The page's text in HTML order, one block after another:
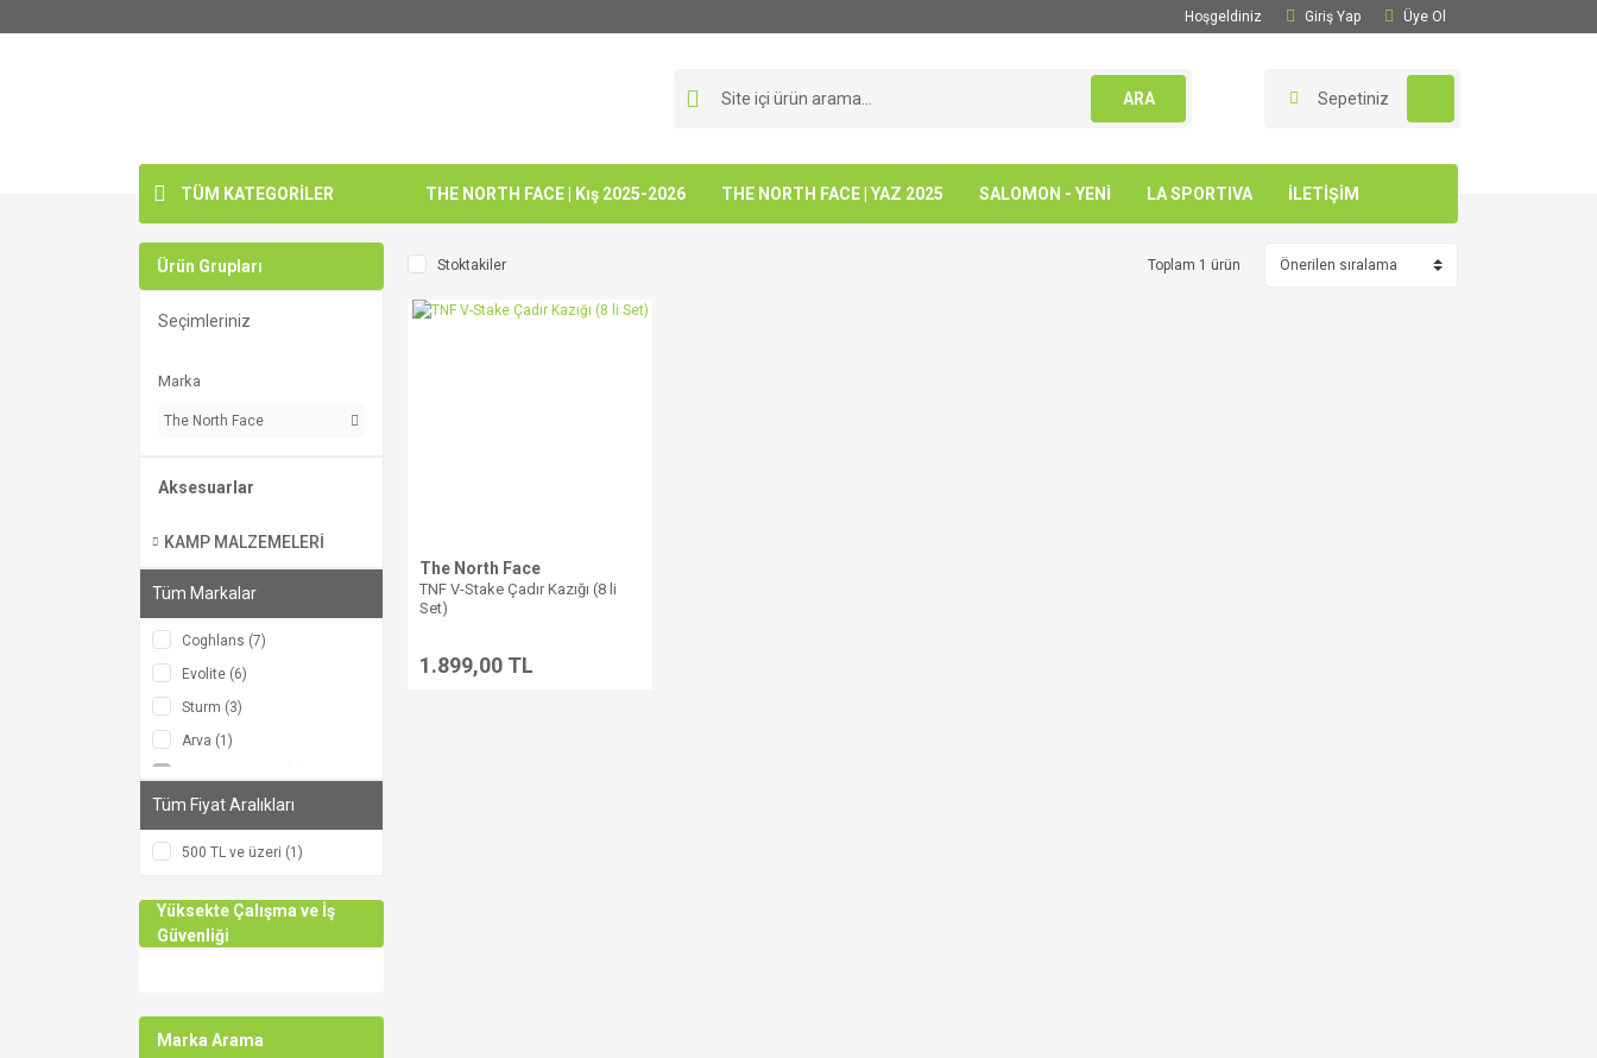
Hoşgeldiniz Giriş Yap Üye Ol
ARA Sepetiniz
TÜM KATEGORİLER THE NORTH FACE | Kış 2025-2026 THE NORTH FACE | YAZ 2025 SALOMON - YENİ LA SPORTIVA İLETİŞİM
Ürün Grupları
Seçimleriniz
Marka
The North Face
Aksesuarlar
KAMP MALZEMELERİ
Tüm Markalar
Coghlans (7)
Evolite (6)
Sturm (3)
Arva (1)
Tüm Fiyat Aralıkları
500 TL ve üzeri (1)
Yüksekte Çalışma ve İş
Güvenliği
Marka Arama
Stoktakiler Toplam 1 ürün
The North Face
TNF V-Stake Çadır Kazığı (8 li
Set)
1.899,00 TL